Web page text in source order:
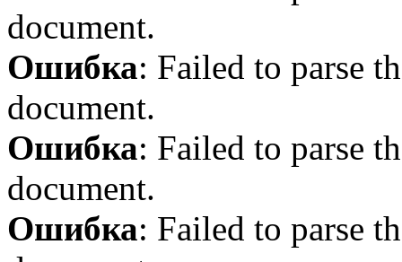
document.
Ошибка: Failed to parse
document.
Ошибка: Failed to parse
document.
Ошибка: Failed to parse